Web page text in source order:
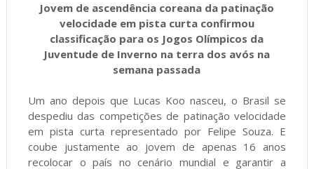
Jovem de ascendência coreana da patinação
velocidade em pista curta confirmou
classificação para os Jogos Olímpicos da
Juventude de Inverno na terra dos avós na
semana passada
Um ano depois que Lucas Koo nasceu, o Brasil se
despediu das competições de patinação velocidade
em pista curta representado por Felipe Souza. E
coube justamente ao jovem de apenas 16 anos
recolocar o país no cenário mundial e garantir a